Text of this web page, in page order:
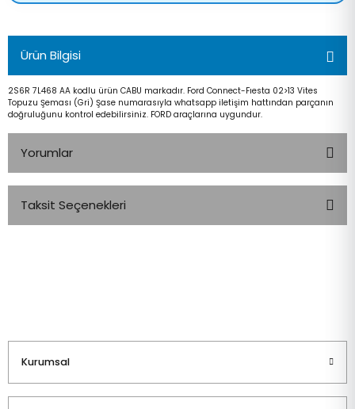
Ürün Bilgisi
2S6R 7L468 AA kodlu ürün CABU markadır. Ford Connect-Fıesta 02>13 Vites
Topuzu Şeması (Gri) Şase numarasıyla whatsapp iletişim hattından parçanın
doğruluğunu kontrol edebilirsiniz. FORD araçlarına uygundur.
Yorumlar
Taksit Seçenekleri
Kurumsal